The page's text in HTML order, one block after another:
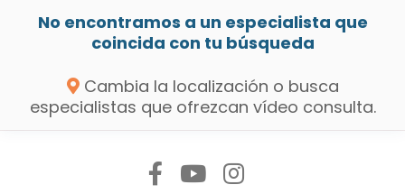
No encontramos a un especialista que
coincida con tu búsqueda
Cambia la localización o busca
especialistas que ofrezcan vídeo consulta.